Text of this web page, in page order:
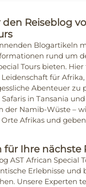
Reiseblog
Blogartikeln
rund um
Tours bieten.
für
Abenteuer zu
in Tansania
der Namib-Wüste –
Afrikas und
für Ihre nächste
AST African Special
Erlebnisse und
Unsere Experten